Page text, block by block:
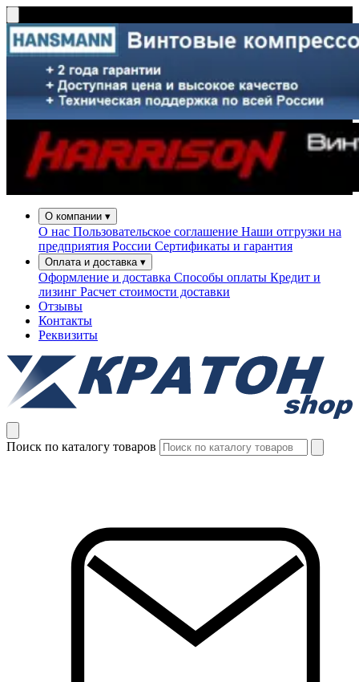
О компании ▾
О нас Пользовательское соглашение Наши отгрузки на
предприятия России Сертификаты и гарантия
Оплата и доставка ▾
Оформление и доставка Способы оплаты Кредит и
лизинг Расчет стоимости доставки
Отзывы
Контакты
Реквизиты
Поиск по каталогу товаров